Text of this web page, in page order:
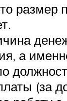
размер
а
(за